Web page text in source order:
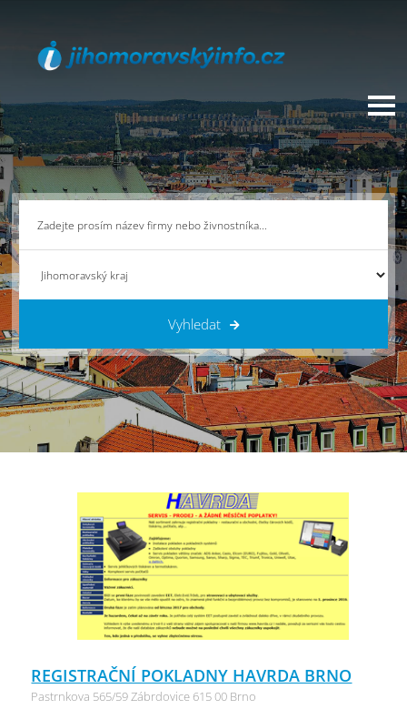
Vyhledat
REGISTRAČNÍ POKLADNY HAVRDA BRNO
Pastrnkova 565/59 Zábrdovice 615 00 Brno